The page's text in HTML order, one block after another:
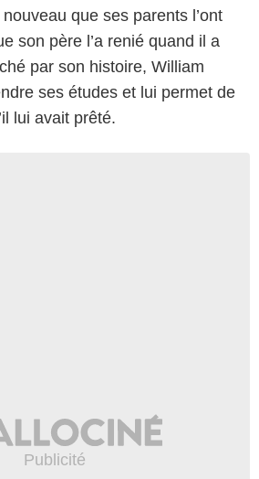
que ses parents l’ont
son père l’a renié quand il a
par son histoire, William
ses études et lui permet de
lui avait prêté.